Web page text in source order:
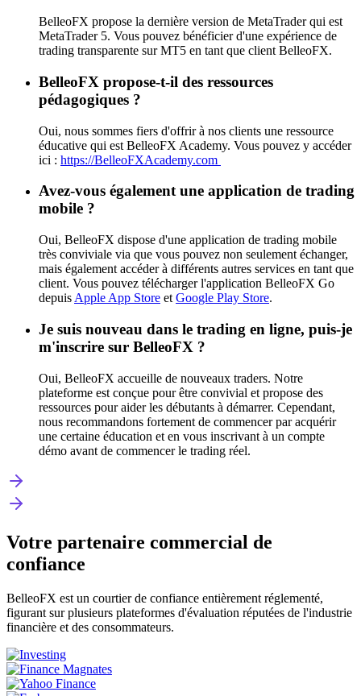
BelleoFX propose la dernière version de MetaTrader qui est
MetaTrader 5. Vous pouvez bénéficier d'une expérience de
trading transparente sur MT5 en tant que client BelleoFX.
BelleoFX propose-t-il des ressources
pédagogiques ?
Oui, nous sommes fiers d'offrir à nos clients une ressource
éducative qui est BelleoFX Academy. Vous pouvez y accéder
ici : https://BelleoFXAcademy.com
Avez-vous également une application de trading
mobile ?
Oui, BelleoFX dispose d'une application de trading mobile
très conviviale via que vous pouvez non seulement échanger,
mais également accéder à différents autres services en tant que
client. Vous pouvez télécharger l'application BelleoFX Go
depuis Apple App Store et Google Play Store.
Je suis nouveau dans le trading en ligne, puis-je
m'inscrire sur BelleoFX ?
Oui, BelleoFX accueille de nouveaux traders. Notre
plateforme est conçue pour être convivial et propose des
ressources pour aider les débutants à démarrer. Cependant,
nous recommandons fortement de commencer par acquérir
une certaine éducation et en vous inscrivant à un compte
démo avant de commencer le trading réel.
Votre partenaire commercial de
confiance
BelleoFX est un courtier de confiance entièrement réglementé,
figurant sur plusieurs plateformes d'évaluation réputées de l'industrie
financière et des consommateurs.